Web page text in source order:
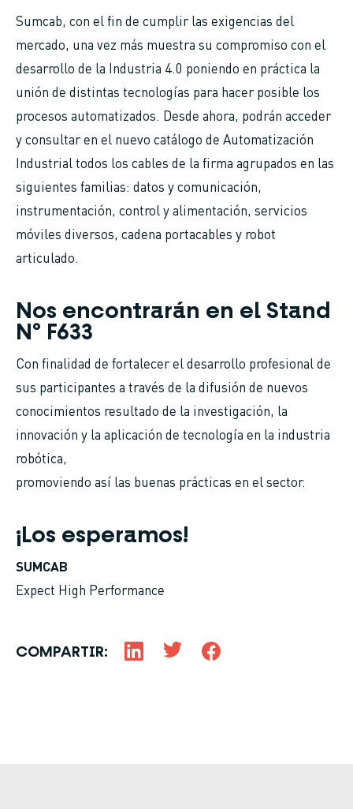
Sumcab, con el fin de cumplir las exigencias del
mercado, una vez más muestra su compromiso con el
desarrollo de la Industria 4.0 poniendo en práctica la
unión de distintas tecnologías para hacer posible los
procesos automatizados. Desde ahora, podrán acceder
y consultar en el nuevo catálogo de Automatización
Industrial todos los cables de la firma agrupados en las
siguientes familias: datos y comunicación,
instrumentación, control y alimentación, servicios
móviles diversos, cadena portacables y robot
articulado.
Nos encontrarán en el Stand
Nº F633
Con finalidad de fortalecer el desarrollo profesional de
sus participantes a través de la difusión de nuevos
conocimientos resultado de la investigación, la
innovación y la aplicación de tecnología en la industria
robótica,
promoviendo así las buenas prácticas en el sector.
¡Los esperamos!
SUMCAB
Expect High Performance
COMPARTIR: